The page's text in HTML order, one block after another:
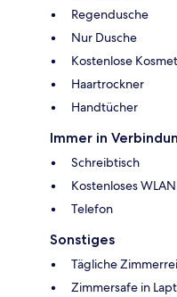
Regendusche
Nur Dusche
Kostenlose
Haartrockner
Handtücher
Immer in
Schreibtisch
Kostenloses
Telefon
Sonstiges
Tägliche
Zimmersafe in